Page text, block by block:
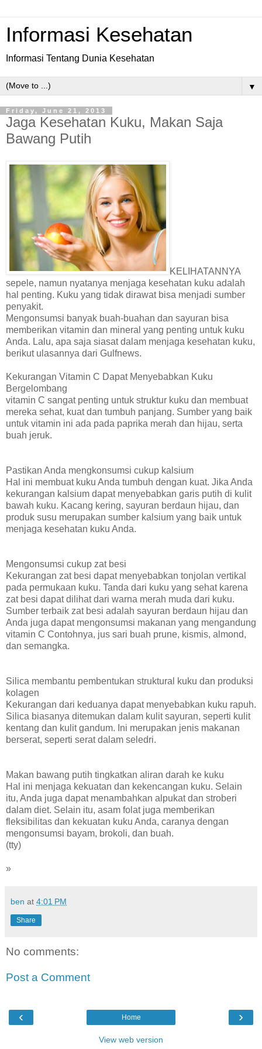
Informasi Kesehatan
Informasi Tentang Dunia Kesehatan
▼
Friday, June 21, 2013
Jaga Kesehatan Kuku, Makan Saja
Bawang Putih
KELIHATANNYA
sepele, namun nyatanya menjaga kesehatan kuku adalah
hal penting. Kuku yang tidak dirawat bisa menjadi sumber
penyakit.
Mengonsumsi banyak buah-buahan dan sayuran bisa
memberikan vitamin dan mineral yang penting untuk kuku
Anda. Lalu, apa saja siasat dalam menjaga kesehatan kuku,
berikut ulasannya dari Gulfnews.
Kekurangan Vitamin C Dapat Menyebabkan Kuku
Bergelombang
vitamin C sangat penting untuk struktur kuku dan membuat
mereka sehat, kuat dan tumbuh panjang. Sumber yang baik
untuk vitamin ini ada pada paprika merah dan hijau, serta
buah jeruk.
Pastikan Anda mengkonsumsi cukup kalsium
Hal ini membuat kuku Anda tumbuh dengan kuat. Jika Anda
kekurangan kalsium dapat menyebabkan garis putih di kulit
bawah kuku. Kacang kering, sayuran berdaun hijau, dan
produk susu merupakan sumber kalsium yang baik untuk
menjaga kesehatan kuku Anda.
Mengonsumsi cukup zat besi
Kekurangan zat besi dapat menyebabkan tonjolan vertikal
pada permukaan kuku. Tanda dari kuku yang sehat karena
zat besi dapat dilihat dari warna merah muda dari kuku.
Sumber terbaik zat besi adalah sayuran berdaun hijau dan
Anda juga dapat mengonsumsi makanan yang mengandung
vitamin C Contohnya, jus sari buah prune, kismis, almond,
dan semangka.
Silica membantu pembentukan struktural kuku dan produksi
kolagen
Kekurangan dari keduanya dapat menyebabkan kuku rapuh.
Silica biasanya ditemukan dalam kulit sayuran, seperti kulit
kentang dan kulit gandum. Ini merupakan jenis makanan
berserat, seperti serat dalam seledri.
Makan bawang putih tingkatkan aliran darah ke kuku
Hal ini menjaga kekuatan dan kekencangan kuku. Selain
itu, Anda juga dapat menambahkan alpukat dan stroberi
dalam diet. Selain itu, asam folat juga memberikan
fleksibilitas dan kekuatan kuku Anda, caranya dengan
mengonsumsi bayam, brokoli, dan buah.
(tty)
»
ben at 4:01 PM
Share
No comments:
Post a Comment
‹ ›
Home
View web version